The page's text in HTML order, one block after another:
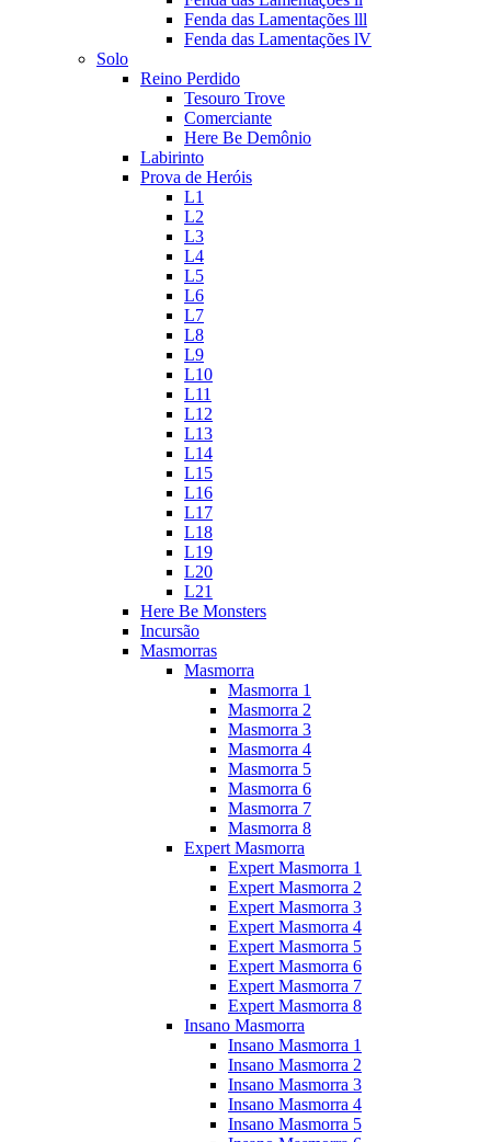
Fenda das Lamentações lll
Fenda das Lamentações lV
Solo
Reino Perdido
Tesouro Trove
Comerciante
Here Be Demônio
Labirinto
Prova de Heróis
L1
L2
L3
L4
L5
L6
L7
L8
L9
L10
L11
L12
L13
L14
L15
L16
L17
L18
L19
L20
L21
Here Be Monsters
Incursão
Masmorras
Masmorra
Masmorra 1
Masmorra 2
Masmorra 3
Masmorra 4
Masmorra 5
Masmorra 6
Masmorra 7
Masmorra 8
Expert Masmorra
Expert Masmorra 1
Expert Masmorra 2
Expert Masmorra 3
Expert Masmorra 4
Expert Masmorra 5
Expert Masmorra 6
Expert Masmorra 7
Expert Masmorra 8
Insano Masmorra
Insano Masmorra 1
Insano Masmorra 2
Insano Masmorra 3
Insano Masmorra 4
Insano Masmorra 5